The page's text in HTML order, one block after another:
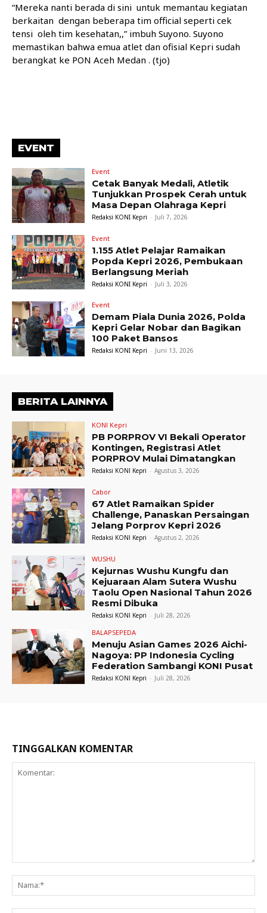
“Mereka nanti berada di sini untuk memantau kegiatan
berkaitan dengan beberapa tim official seperti cek
tensi oleh tim kesehatan,,” imbuh Suyono. Suyono
memastikan bahwa emua atlet dan ofisial Kepri sudah
berangkat ke PON Aceh Medan . (tjo)
EVENT
Event
Cetak Banyak Medali, Atletik
Tunjukkan Prospek Cerah untuk
Masa Depan Olahraga Kepri
Redaksi KONI Kepri - Juli 7, 2026
Event
1.155 Atlet Pelajar Ramaikan
Popda Kepri 2026, Pembukaan
Berlangsung Meriah
Redaksi KONI Kepri - Juli 3, 2026
Event
Demam Piala Dunia 2026, Polda
Kepri Gelar Nobar dan Bagikan
100 Paket Bansos
Redaksi KONI Kepri - Juni 13, 2026
BERITA LAINNYA
KONI Kepri
PB PORPROV VI Bekali Operator
Kontingen, Registrasi Atlet
PORPROV Mulai Dimatangkan
Redaksi KONI Kepri - Agustus 3, 2026
Cabor
67 Atlet Ramaikan Spider
Challenge, Panaskan Persaingan
Jelang Porprov Kepri 2026
Redaksi KONI Kepri - Agustus 2, 2026
WUSHU
Kejurnas Wushu Kungfu dan
Kejuaraan Alam Sutera Wushu
Taolu Open Nasional Tahun 2026
Resmi Dibuka
Redaksi KONI Kepri - Juli 28, 2026
BALAPSEPEDA
Menuju Asian Games 2026 Aichi-
Nagoya: PP Indonesia Cycling
Federation Sambangi KONI Pusat
Redaksi KONI Kepri - Juli 28, 2026
TINGGALKAN KOMENTAR